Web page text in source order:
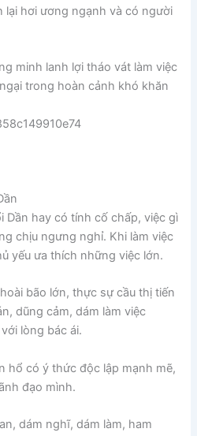
lại hơi ương ngạnh và có người
minh lanh lợi tháo vát làm việc
trong hoàn cảnh khó khăn
Dần hay có tính cố chấp, việc gì
chịu ngưng nghỉ. Khi làm việc
yếu ưa thích những việc lớn.
bão lớn, thực sự cầu thị tiến
dũng cảm, dám làm việc
lòng bác ái.
hổ có ý thức độc lập mạnh mẽ,
đạo mình.
dám nghĩ, dám làm, ham